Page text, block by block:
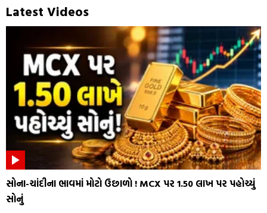
Latest Videos
સોના-ચાંદીના ભાવમાં મોટો ઉછાળો ! MCX પર ₹1.50 લાખ પર પહોચ્યું
સોનું